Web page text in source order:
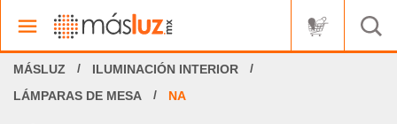
ILUMINACIÓN INTERIOR
LÁMPARAS DE MESA
NA